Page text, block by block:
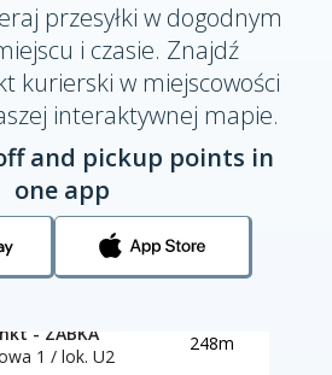
przesyłki w dogodnym
i czasie. Znajdź
kurierski w miejscowości
interaktywnej mapie.
and pickup points in
one app